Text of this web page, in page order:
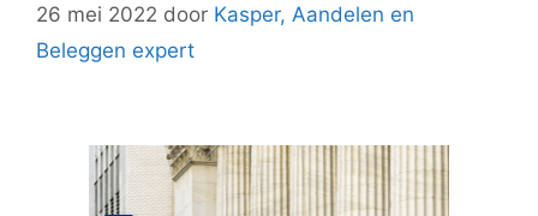
26 mei 2022 door Kasper, Aandelen en
Beleggen expert